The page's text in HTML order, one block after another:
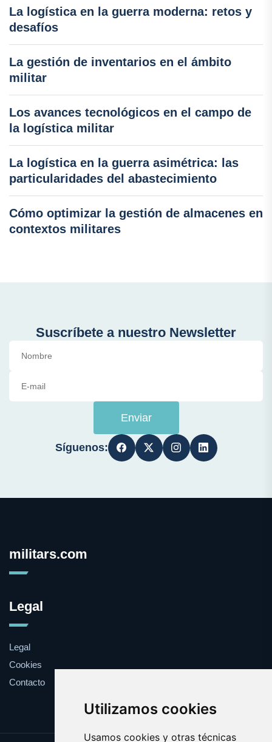
Utilizamos cookies
Usamos cookies y otras técnicas
La logística en la guerra moderna: retos y
desafíos
La gestión de inventarios en el ámbito
militar
Los avances tecnológicos en el campo de
la logística militar
La logística en la guerra asimétrica: las
particularidades del abastecimiento
Cómo optimizar la gestión de almacenes en
contextos militares
Suscríbete a nuestro Newsletter
Enviar
Síguenos:
militars.com
Legal
Legal
Cookies
Contacto